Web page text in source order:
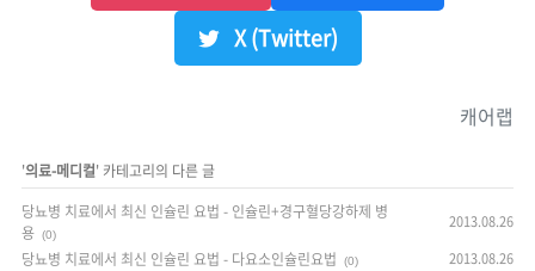
X (Twitter)
캐어랩
'의료-메디컬' 카테고리의 다른 글
당뇨병 치료에서 최신 인슐린 요법 - 인슐린+경구혈당강하제 병
용 (0)
2013.08.26
당뇨병 치료에서 최신 인슐린 요법 - 다요소인슐린요법 (0) 2013.08.26